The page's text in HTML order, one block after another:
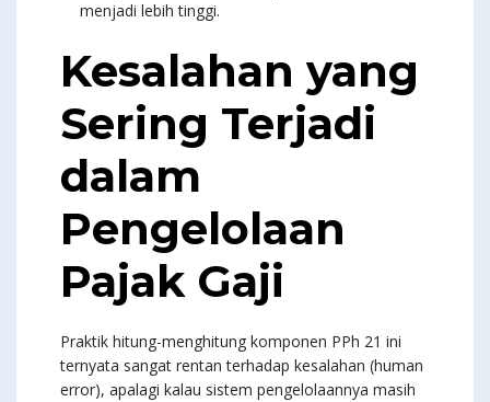
menjadi lebih tinggi.
Kesalahan yang
Sering Terjadi
dalam
Pengelolaan
Pajak Gaji
Praktik hitung-menghitung komponen PPh 21 ini
ternyata sangat rentan terhadap kesalahan (human
error), apalagi kalau sistem pengelolaannya masih